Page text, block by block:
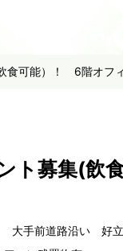
食可能）！ 6階オフ
ト募集(
大手前道路沿い 好立